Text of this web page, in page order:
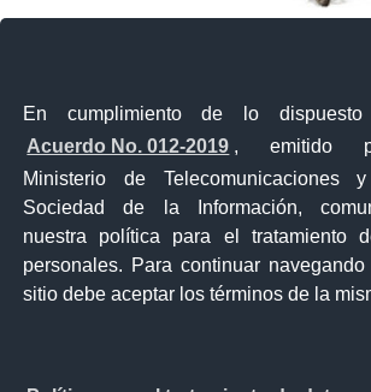
En cumplimiento de lo
Acuerdo No. 012-2019 , emitido
Ministerio de Telecomunicaciones
Sociedad de la Información,
nuestra política para el tratamiento
personales. Para continuar
sitio debe aceptar los términos de la
Ventanilla Única Virtual
Ventanilla Única de Comercio
Gobierno Abierto
Visor Ciudadano